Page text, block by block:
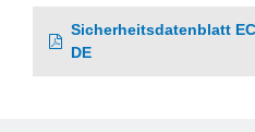
Sicherheitsdatenblatt
DE